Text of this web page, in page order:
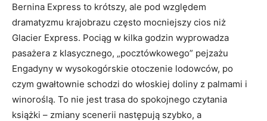
Bernina Express to krótszy, ale pod względem
dramatyzmu krajobrazu często mocniejszy cios niż
Glacier Express. Pociąg w kilka godzin wyprowadza
pasażera z klasycznego, „pocztówkowego” pejzażu
Engadyny w wysokogórskie otoczenie lodowców, po
czym gwałtownie schodzi do włoskiej doliny z palmami i
winoroślą. To nie jest trasa do spokojnego czytania
książki – zmiany scenerii następują szybko, a